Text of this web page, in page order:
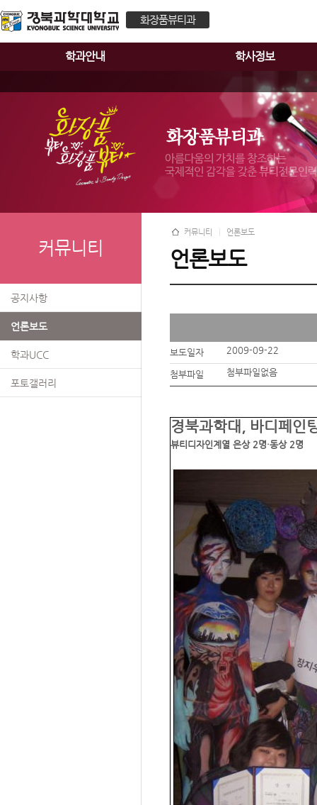
화장품뷰티과
학과안내 학사정보
커뮤니티
공지사항
언론보도
학과UCC
포토갤러리
커뮤니티 언론보도
언론보도
보도일자 2009-09-22
첨부파일 첨부파일없음
경북과학대, 바디페인
뷰티디자인계열 은상 2명·동상 2명